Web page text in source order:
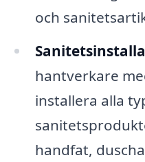
och
hantverkare
installera alla
handfat,